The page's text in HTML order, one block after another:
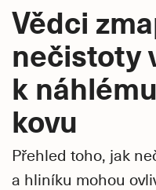
Vědci
nečistoty
k
kovu
Přehled toho, jak
a hliníku mohou